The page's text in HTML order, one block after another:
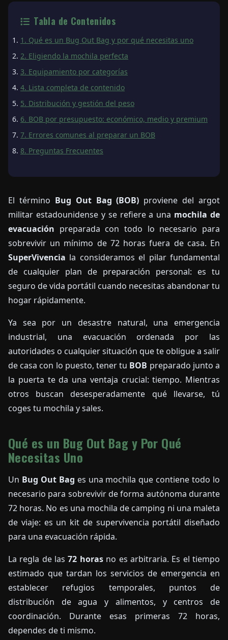
Tabla de Contenidos
1. Qué es un Bug Out Bag y por qué necesitas uno
2. Eligiendo la mochila perfecta
3. Equipamiento por categorías
4. Lista completa de contenido
5. Distribución y gestión del peso
6. BOB por presupuesto: económico, medio y premium
7. Errores comunes al preparar un BOB
8. Preguntas Frecuentes
El término Bug Out Bag (BOB) proviene del argot
militar estadounidense y se refiere a una mochila de
evacuación preparada con todo lo necesario para
sobrevivir un mínimo de 72 horas fuera de casa. En
SuperVivencia la consideramos el pilar fundamental
de cualquier plan de preparación personal: es tu
seguro de vida portátil cuando necesitas abandonar tu
hogar rápidamente.
Ya sea por un desastre natural, una emergencia
industrial, una evacuación ordenada por las
autoridades o cualquier situación que te obligue a salir
de casa con lo puesto, tener tu BOB preparado junto a
la puerta te da una ventaja crucial: tiempo. Mientras
otros buscan desesperadamente qué llevarse, tú
coges tu mochila y sales.
Qué es un Bug Out Bag y Por Qué
Necesitas Uno
Un Bug Out Bag es una mochila que contiene todo lo
necesario para sobrevivir de forma autónoma durante
72 horas. No es una mochila de camping ni una maleta
de viaje: es un kit de supervivencia portátil diseñado
para una evacuación rápida.
La regla de las72 horasno es arbitraria. Es el tiempo
estimado que tardan los servicios de emergencia en
establecer refugios temporales, puntos de
distribución de agua y alimentos, y centros de
coordinación. Durante esas primeras 72 horas,
dependes de ti mismo.